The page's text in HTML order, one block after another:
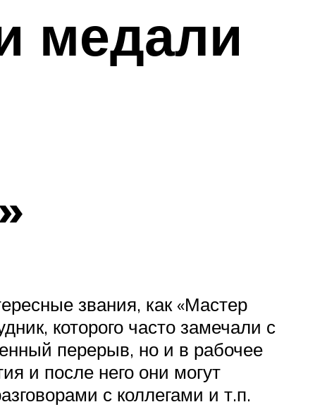
медали
звания, как «Мастер
которого часто замечали с
перерыв, но и в рабочее
и после него они могут
с коллегами и т.п.